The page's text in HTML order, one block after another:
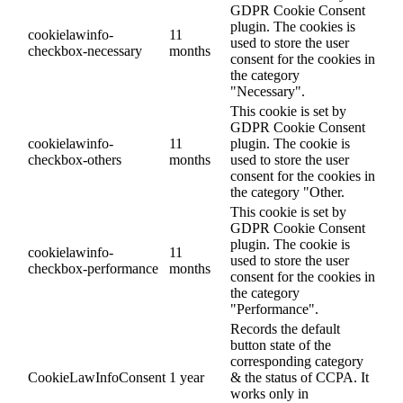
cookielawinfo-
checkbox-necessary
11
months
GDPR Cookie Consent
plugin. The cookies is
used to store the user
consent for the cookies in
the category
"Necessary".
cookielawinfo-
checkbox-others
11
months
This cookie is set by
GDPR Cookie Consent
plugin. The cookie is
used to store the user
consent for the cookies in
the category "Other.
cookielawinfo-
checkbox-performance
11
months
This cookie is set by
GDPR Cookie Consent
plugin. The cookie is
used to store the user
consent for the cookies in
the category
"Performance".
CookieLawInfoConsent 1 year
Records the default
button state of the
corresponding category
& the status of CCPA. It
works only in